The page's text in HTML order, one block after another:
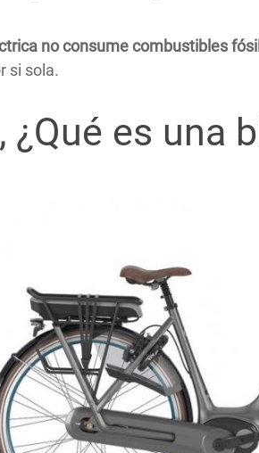
no consume combustibles
si sola.
es una